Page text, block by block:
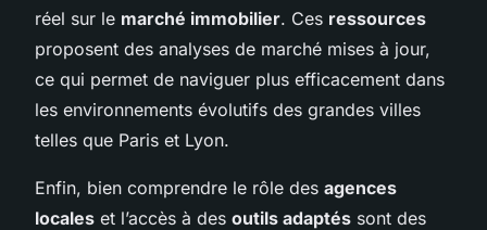
réel sur le marché immobilier. Ces ressources
proposent des analyses de marché mises à jour,
ce qui permet de naviguer plus efficacement dans
les environnements évolutifs des grandes villes
telles que Paris et Lyon.
Enfin, bien comprendre le rôle des agences
locales et l’accès à des outils adaptés sont des